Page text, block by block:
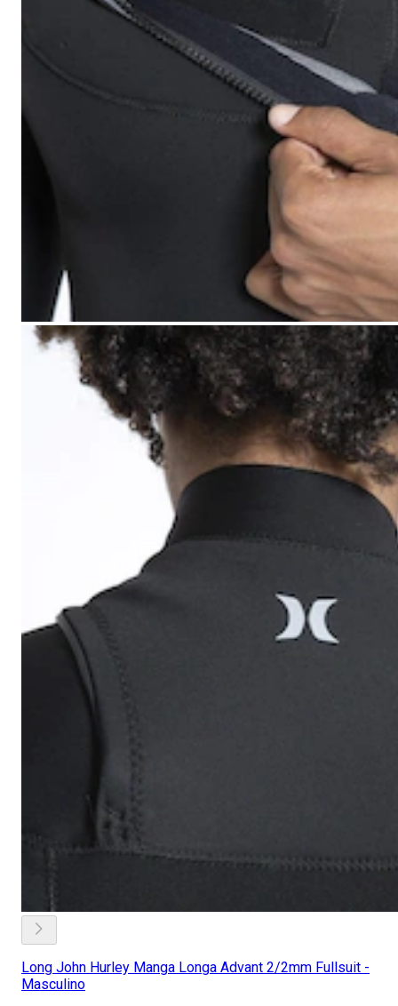
Long John Hurley Manga Longa Advant 2/2mm Fullsuit -
Masculino